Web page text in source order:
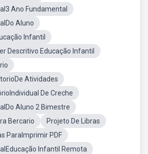
Ano Fundamental
Aluno
Infantil
Descritivo Educação Infantil
Atividades
De Creche
Aluno 2 Bimestre
Bercario
Projeto De Libras
ParaImprimir PDF
Infantil Remota